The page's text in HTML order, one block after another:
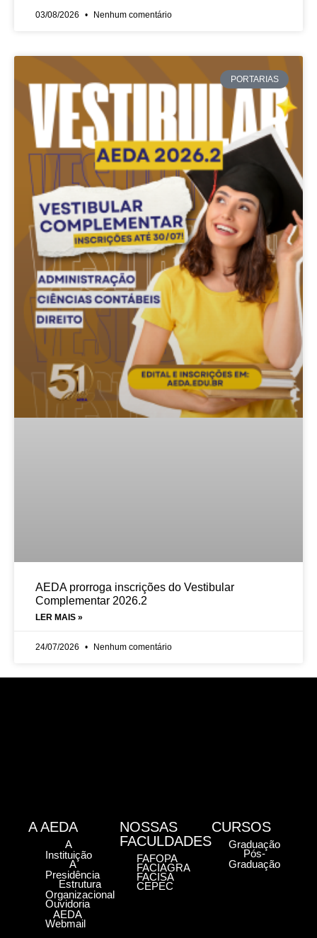
03/08/2026 Nenhum comentário
PORTARIAS
AEDA prorroga inscrições do Vestibular
Complementar 2026.2
LER MAIS »
24/07/2026 Nenhum comentário
A AEDA
A
Instituição
A
Presidência
Estrutura
Organizacional
Ouvidoria
AEDA
Webmail
NOSSAS
FACULDADES
FAFOPA
FACIAGRA
FACISA
CEPEC
CURSOS
Graduação
Pós-
Graduação